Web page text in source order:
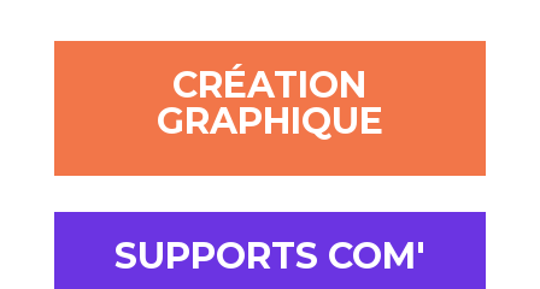
Des services de la
création à la
réalisation